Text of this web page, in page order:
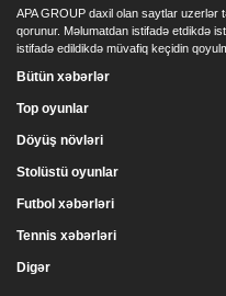
APA GROUP daxil olan saytlar uzerlər
qorunur. Məlumatdan istifadə etdikdə
istifadə edildikdə müvafiq keçidin
Bütün xəbərlər
Top oyunlar
Döyüş növləri
Stolüstü oyunlar
Futbol xəbərləri
Tennis xəbərləri
Digər